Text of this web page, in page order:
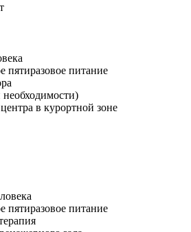
пятиразовое питание
в курортной зоне
пятиразовое питание